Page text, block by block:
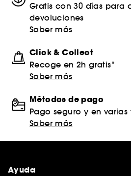
Gratis con 30 días para
devoluciones
Saber más
Click & Collect
Recoge en 2h gratis*
Saber más
Métodos de pago
Pago seguro y en
Saber más
Ayuda